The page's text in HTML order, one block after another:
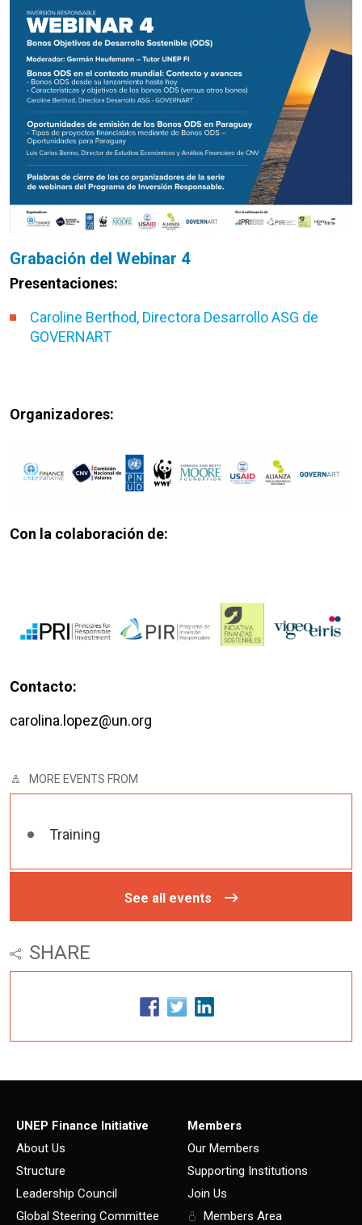
Grabación del Webinar 4
Presentaciones:
Caroline Berthod, Directora Desarrollo ASG de
GOVERNART
Organizadores:
Con la colaboración de:
Contacto:
carolina.lopez@un.org
MORE EVENTS FROM
Training
See all events
SHARE
UNEP Finance Initiative
About Us
Structure
Leadership Council
Global Steering Committee
Members
Our Members
Supporting Institutions
Join Us
Members Area